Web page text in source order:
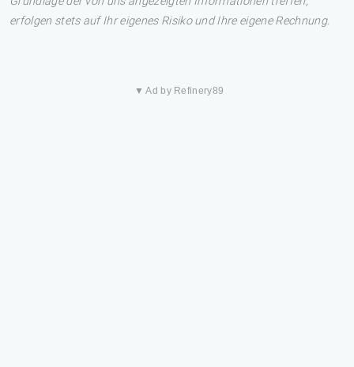
erfolgen stets auf Ihr eigenes Risiko und Ihre eigene Rechnung.
▼ Ad by Refinery89